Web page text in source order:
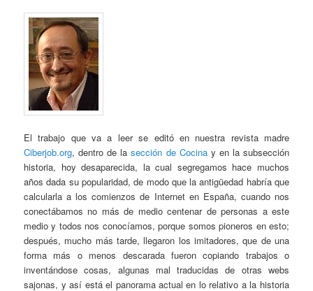
El trabajo que va a leer se editó en nuestra revista madre
Ciberjob.org, dentro de lasección de Cocinay en la subsección
historia, hoy desaparecida, la cual segregamos hace muchos
años dada su popularidad, de modo que la antigüedad habría que
calcularla a los comienzos de Internet en España, cuando nos
conectábamos no más de medio centenar de personas a este
medio y todos nos conocíamos, porque somos pioneros en esto;
después, mucho más tarde, llegaron los imitadores, que de una
forma más o menos descarada fueron copiando trabajos o
inventándose cosas, algunas mal traducidas de otras webs
sajonas, y así está el panorama actual en lo relativo a la historia